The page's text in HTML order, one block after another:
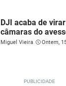
DJI acaba de
câmaras do
Miguel Vieira Ontem,